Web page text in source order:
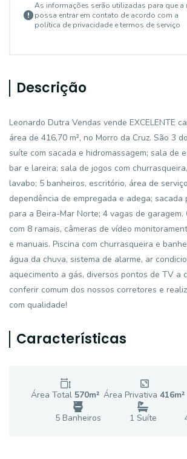
As informações serão utilizadas para que a
possa entrar em contato de acordo com a
política de privacidade e termos de serviço
Descrição
Leonardo Dutra Vendas vende EXCELENTE
área de 416,70 m², no Morro da Cruz. São 3
suíte com sacada e hidromassagem; sala de
bar e lareira; sala de jogos com
lavabo; 5 banheiros, escritório, área de
dependência de empregada e adega; sacada
para a Beira-Mar Norte; 4 vagas de
com 8 ramais, câmeras de vídeo
e manuais. Piscina com churrasqueira e
água da chuva, sistema de alarme, ar
aquecimento a gás, diversos pontos de TV a
conferir comum dos nossos corretores e
com qualidade!
Características
Área Total 570m² Área Privativa 416m²
5 Banheiros 1 Suíte